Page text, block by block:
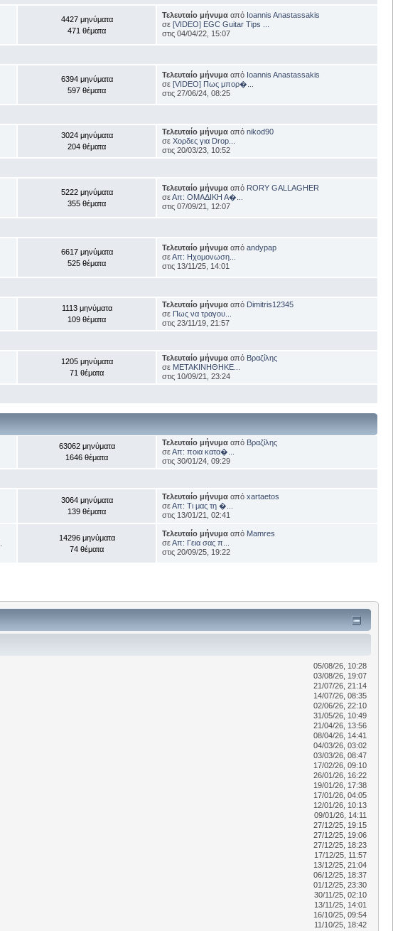
4427 μηνύματα
471 θέματα
Τελευταίο μήνυμα από Ioannis Anastassakis
σε[VIDEO] EGC Guitar Tips ...
στις 04/04/22, 15:07
6394 μηνύματα
597 θέματα
Τελευταίο μήνυμα από Ioannis Anastassakis
σε[VIDEO] Πως μπορ�...
στις 27/06/24, 08:25
3024 μηνύματα
204 θέματα
Τελευταίο μήνυμα απόnikod90
σεΧορδες για Drop...
στις 20/03/23, 10:52
5222 μηνύματα
355 θέματα
Τελευταίο μήνυμα από RORY GALLAGHER
σεΑπ: ΟΜΑΔΙΚΗ Α�...
στις 07/09/21, 12:07
6617 μηνύματα
525 θέματα
Τελευταίο μήνυμα απόandypap
σεΑπ: Ηχομονωση...
στις 13/11/25, 14:01
1113 μηνύματα
109 θέματα
Τελευταίο μήνυμα από Dimitris12345
σε Πως να τραγου...
στις 23/11/19, 21:57
1205 μηνύματα
71 θέματα
Τελευταίο μήνυμα από Βραζίλης
σε ΜΕΤΑΚΙΝΗΘΗΚΕ...
στις 10/09/21, 23:24
63062 μηνύματα
1646 θέματα
Τελευταίο μήνυμα από Βραζίλης
σεΑπ: ποια κατα�...
στις 30/01/24, 09:29
3064 μηνύματα
139 θέματα
Τελευταίο μήνυμα απόxartaetos
σεΑπ: Τι μας τη �...
στις 13/01/21, 02:41
14296 μηνύματα
74 θέματα
Τελευταίο μήνυμα από Mamres
σεΑπ: Γεια σας π...
στις 20/09/25, 19:22
05/08/26, 10:28
03/08/26, 19:07
21/07/26, 21:14
14/07/26, 08:35
02/06/26, 22:10
31/05/26, 10:49
21/04/26, 13:56
08/04/26, 14:41
04/03/26, 03:02
03/03/26, 08:47
17/02/26, 09:10
26/01/26, 16:22
19/01/26, 17:38
17/01/26, 04:05
12/01/26, 10:13
09/01/26, 14:11
27/12/25, 19:15
27/12/25, 19:06
27/12/25, 18:23
17/12/25, 11:57
13/12/25, 21:04
06/12/25, 18:37
01/12/25, 23:30
30/11/25, 02:10
13/11/25, 14:01
16/10/25, 09:54
11/10/25, 18:42